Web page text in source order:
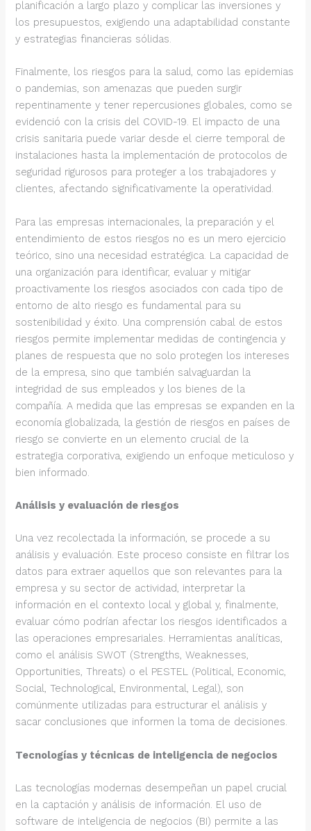
planificación a largo plazo y complicar las inversiones y
los presupuestos, exigiendo una adaptabilidad constante
y estrategias financieras sólidas.
Finalmente, los riesgos para la salud, como las epidemias
o pandemias, son amenazas que pueden surgir
repentinamente y tener repercusiones globales, como se
evidenció con la crisis del COVID-19. El impacto de una
crisis sanitaria puede variar desde el cierre temporal de
instalaciones hasta la implementación de protocolos de
seguridad rigurosos para proteger a los trabajadores y
clientes, afectando significativamente la operatividad.
Para las empresas internacionales, la preparación y el
entendimiento de estos riesgos no es un mero ejercicio
teórico, sino una necesidad estratégica. La capacidad de
una organización para identificar, evaluar y mitigar
proactivamente los riesgos asociados con cada tipo de
entorno de alto riesgo es fundamental para su
sostenibilidad y éxito. Una comprensión cabal de estos
riesgos permite implementar medidas de contingencia y
planes de respuesta que no solo protegen los intereses
de la empresa, sino que también salvaguardan la
integridad de sus empleados y los bienes de la
compañía. A medida que las empresas se expanden en la
economía globalizada, la gestión de riesgos en países de
riesgo se convierte en un elemento crucial de la
estrategia corporativa, exigiendo un enfoque meticuloso y
bien informado.
Análisis y evaluación de riesgos
Una vez recolectada la información, se procede a su
análisis y evaluación. Este proceso consiste en filtrar los
datos para extraer aquellos que son relevantes para la
empresa y su sector de actividad, interpretar la
información en el contexto local y global y, finalmente,
evaluar cómo podrían afectar los riesgos identificados a
las operaciones empresariales. Herramientas analíticas,
como el análisis SWOT (Strengths, Weaknesses,
Opportunities, Threats) o el PESTEL (Political, Economic,
Social, Technological, Environmental, Legal), son
comúnmente utilizadas para estructurar el análisis y
sacar conclusiones que informen la toma de decisiones.
Tecnologías y técnicas de inteligencia de negocios
Las tecnologías modernas desempeñan un papel crucial
en la captación y análisis de información. El uso de
software de inteligencia de negocios (BI) permite a las